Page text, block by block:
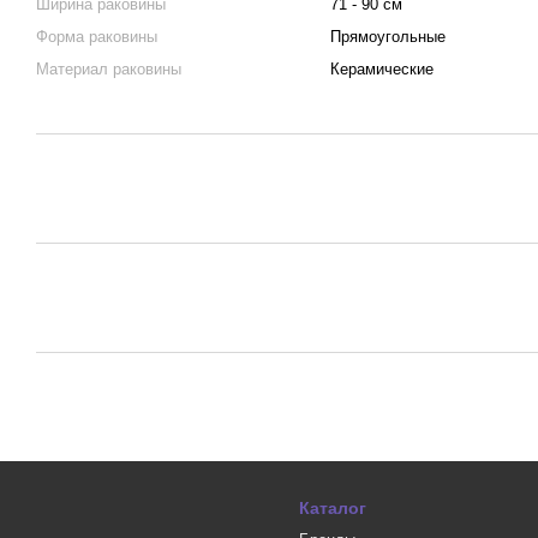
Ширина раковины
71 - 90 см
Форма раковины
Прямоугольные
Материал раковины
Керамические
Каталог